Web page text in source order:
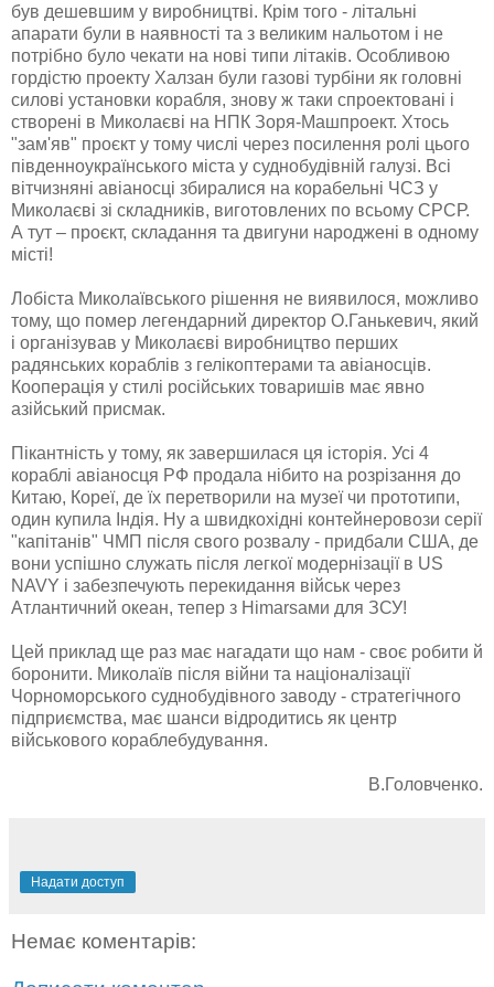
був дешевшим у виробництві. Крім того - літальні
апарати були в наявності та з великим нальотом і не
потрібно було чекати на нові типи літаків. Особливою
гордістю проекту Халзан були газові турбіни як головні
силові установки корабля, знову ж таки спроектовані і
створені в Миколаєві на НПК Зоря-Машпроект. Хтось
"зам'яв" проєкт у тому числі через посилення ролі цього
південноукраїнського міста у суднобудівній галузі. Всі
вітчизняні авіаносці збиралися на корабельні ЧСЗ у
Миколаєві зі складників, виготовлених по всьому СРСР.
А тут – проєкт, складання та двигуни народжені в одному
місті!
Лобіста Миколаївського рішення не виявилося, можливо
тому, що помер легендарний директор О.Ганькевич, який
і організував у Миколаєві виробництво перших
радянських кораблів з гелікоптерами та авіаносців.
Кооперація у стилі російських товаришів має явно
азійський присмак.
Пікантність у тому, як завершилася ця історія. Усі 4
кораблі авіаносця РФ продала нібито на розрізання до
Китаю, Кореї, де їх перетворили на музеї чи прототипи,
один купила Індія. Ну а швидкохідні контейнеровози серії
"капітанів" ЧМП після свого розвалу - придбали США, де
вони успішно служать після легкої модернізації в US
NAVY і забезпечують перекидання військ через
Атлантичний океан, тепер з Himarsами для ЗСУ!
Цей приклад ще раз має нагадати що нам - своє робити й
боронити. Миколаїв після війни та націоналізації
Чорноморського суднобудівного заводу - стратегічного
підприємства, має шанси відродитись як центр
військового кораблебудування.
В.Головченко.
Надати доступ
Немає коментарів: